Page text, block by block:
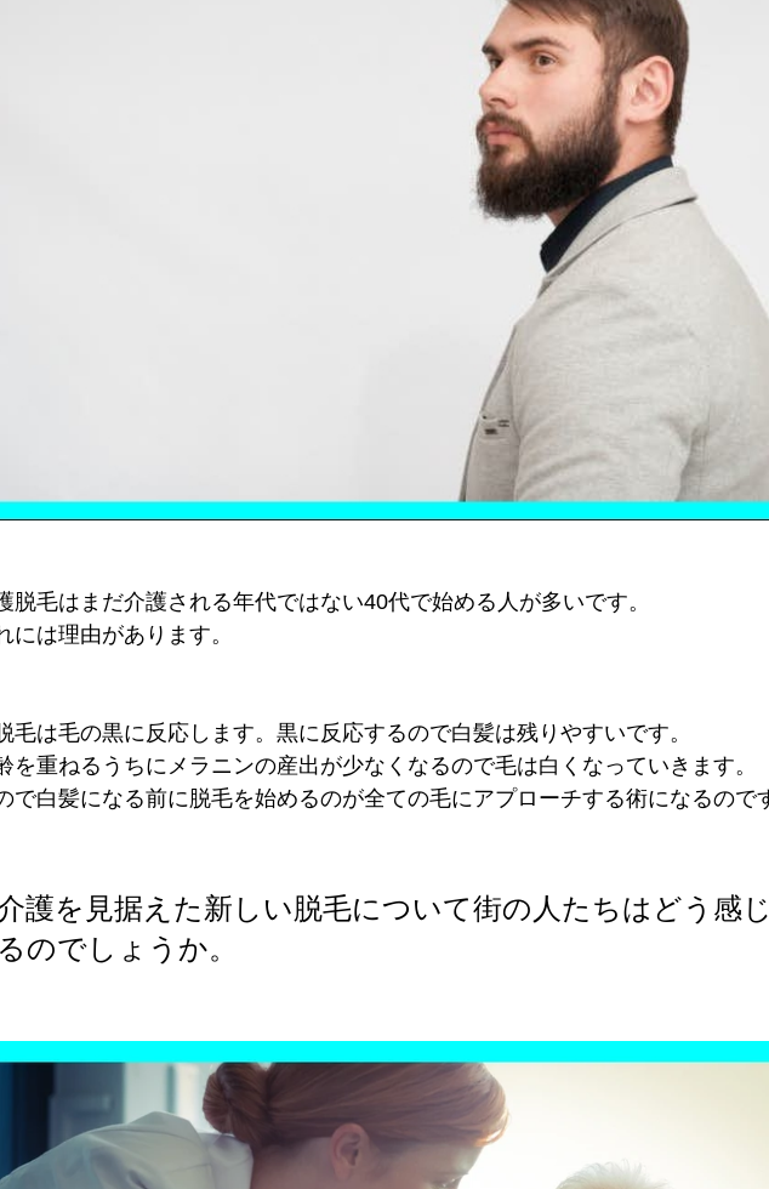
脱毛はまだ介護される年代ではない40代で始める人が多いです。
には理由があります。
毛は毛の黒に反応します。黒に反応するので白髪は残りやすいです。
を重ねるうちにメラニンの産出が少なくなるので毛は白くなっていきます。
で白髪になる前に脱毛を始めるのが全ての毛にアプローチする術になるので
護を見据えた新しい脱毛について街の人たちはどう感
るのでしょうか。